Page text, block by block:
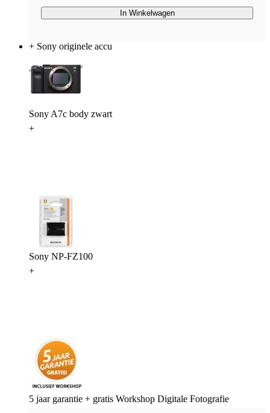
In Winkelwagen
+ Sony originele accu
Sony A7c body zwart
+
Sony NP-FZ100
+
5 jaar garantie + gratis Workshop Digitale Fotografie